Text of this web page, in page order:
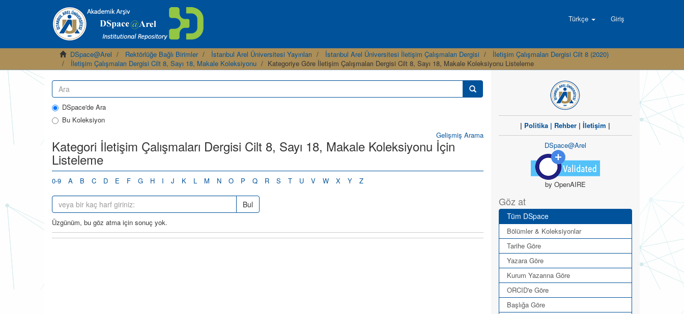
Türkçe Giriş
DSpace@Arel Rektörlüğe Bağlı Birimler İstanbul Arel Üniversitesi Yayınları İstanbul Arel Üniversitesi İletişim Çalışmaları Dergisi
İletişim Çalışmaları Dergisi Cilt 8 (2020)
İletişim Çalışmaları Dergisi Cilt 8, Sayı 18, Makale Koleksiyonu
Kategoriye Göre İletişim Çalışmaları Dergisi Cilt 8, Sayı 18, Makale Koleksiyonu Listeleme
DSpace'de Ara
Bu Koleksiyon
Gelişmiş Arama
Kategori İletişim Çalışmaları Dergisi Cilt 8, Sayı 18, Makale Koleksiyonu İçin
Listeleme
0-9 A B C D E F G H I J K L M N O P Q R S T U V W X Y Z
Bul
Üzgünüm, bu göz atma için sonuç yok.
| Politika | Rehber |İletişim |
DSpace@Arel
by OpenAIRE
Göz at
Tüm DSpace
Bölümler & Koleksiyonlar
Tarihe Göre
Yazara Göre
Kurum Yazarına Göre
ORCID'e Göre
Başlığa Göre